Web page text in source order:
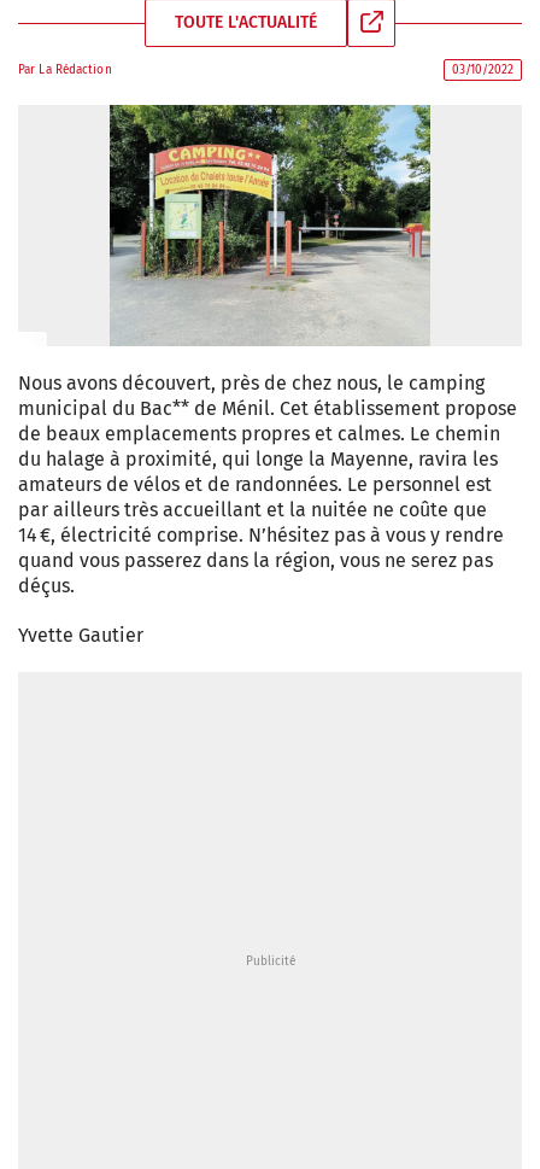
TOUTE L'ACTUALITÉ
Par La Rédaction 03/10/2022
Nous avons découvert, près de chez nous, le camping
municipal du Bac** de Ménil. Cet établissement propose
de beaux emplacements propres et calmes. Le chemin
du halage à proximité, qui longe la Mayenne, ravira les
amateurs de vélos et de randonnées. Le personnel est
par ailleurs très accueillant et la nuitée ne coûte que
14 €, électricité comprise. N’hésitez pas à vous y rendre
quand vous passerez dans la région, vous ne serez pas
déçus.
Yvette Gautier